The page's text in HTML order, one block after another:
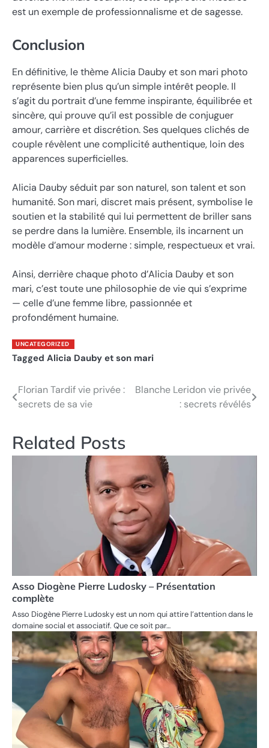
est un exemple de professionnalisme et de sagesse.
Conclusion
En définitive, le thème Alicia Dauby et son mari photo
représente bien plus qu’un simple intérêt people. Il
s’agit du portrait d’une femme inspirante, équilibrée et
sincère, qui prouve qu’il est possible de conjuguer
amour, carrière et discrétion. Ses quelques clichés de
couple révèlent une complicité authentique, loin des
apparences superficielles.
Alicia Dauby séduit par son naturel, son talent et son
humanité. Son mari, discret mais présent, symbolise le
soutien et la stabilité qui lui permettent de briller sans
se perdre dans la lumière. Ensemble, ils incarnent un
modèle d’amour moderne : simple, respectueux et vrai.
Ainsi, derrière chaque photo d’Alicia Dauby et son
mari, c’est toute une philosophie de vie qui s’exprime
— celle d’une femme libre, passionnée et
profondément humaine.
UNCATEGORIZED
Tagged Alicia Dauby et son mari
Post
Florian Tardif vie privée :
secrets de sa vie
Blanche Leridon vie privée
: secrets révélés
Related Posts
Asso Diogène Pierre Ludosky – Présentation
complète
Asso Diogène Pierre Ludosky est un nom qui attire l’attention dans le
domaine social et associatif. Que ce soit par…